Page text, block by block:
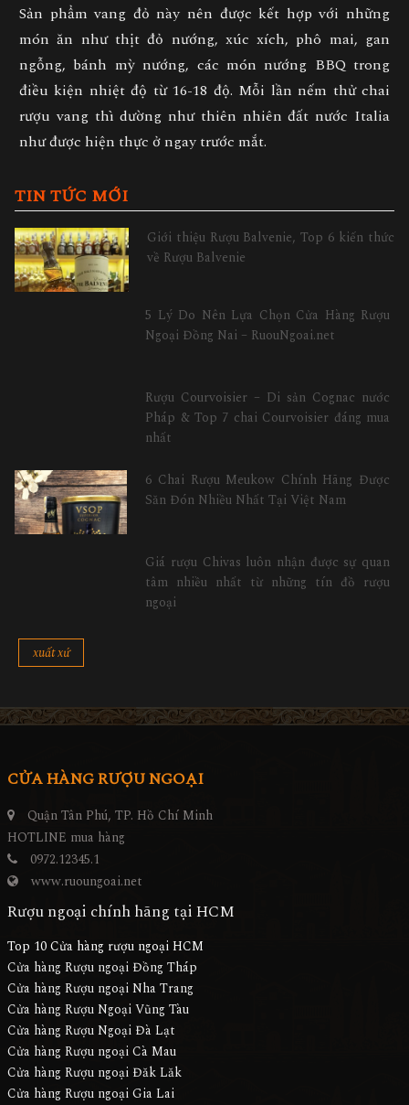
Sản phẩm vang đỏ này nên được kết hợp với những
món ăn như thịt đỏ nướng, xúc xích, phô mai, gan
ngỗng, bánh mỳ nướng, các món nướng BBQ trong
điều kiện nhiệt độ từ 16-18 độ. Mỗi lần nếm thử chai
rượu vang thì dường như thiên nhiên đất nước Italia
như được hiện thực ở ngay trước mắt.
TIN TỨC MỚI
Giới thiệu Rượu Balvenie, Top 6 kiến thức
về Rượu Balvenie
5 Lý Do Nên Lựa Chọn Cửa Hàng Rượu
Ngoại Đồng Nai – RuouNgoai.net
Rượu Courvoisier – Di sản Cognac nước
Pháp & Top 7 chai Courvoisier đáng mua
nhất
6 Chai Rượu Meukow Chính Hãng Được
Săn Đón Nhiều Nhất Tại Việt Nam
Giá rượu Chivas luôn nhận được sự quan
tâm nhiều nhất từ những tín đồ rượu
ngoại
xuất xứ
CỬA HÀNG RƯỢU NGOẠI
Quận Tân Phú, TP. Hồ Chí Minh
HOTLINE mua hàng
0972.12345.1
www.ruoungoai.net
Rượu ngoại chính hãng tại HCM
Top 10 Cửa hàng rượu ngoại HCM
Cửa hàng Rượu ngoại Đồng Tháp
Cửa hàng Rượu ngoại Nha Trang
Cửa hàng Rượu Ngoại Vũng Tàu
Cửa hàng Rượu Ngoại Đà Lạt
Cửa hàng Rượu ngoại Cà Mau
Cửa hàng Rượu ngoại Đăk Lăk
Cửa hàng Rượu ngoại Gia Lai